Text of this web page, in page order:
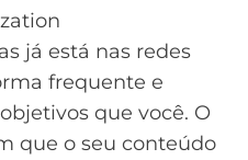
já está nas redes
frequente e
que você. O
que o seu conteúdo